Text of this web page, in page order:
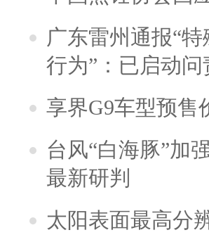
广东雷州通报“
行为”：已启动
享界G9车型预售
台风“白海豚”加
最新研判
太阳表面最高分